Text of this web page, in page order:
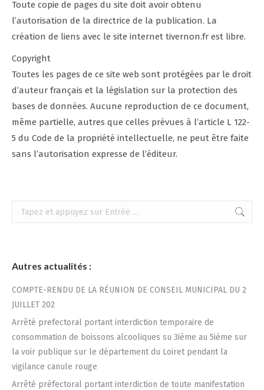
Toute copie de pages du site doit avoir obtenu
l’autorisation de la directrice de la publication. La
création de liens avec le site internet tivernon.fr est libre.
Copyright
Toutes les pages de ce site web sont protégées par le droit
d’auteur français et la législation sur la protection des
bases de données. Aucune reproduction de ce document,
même partielle, autres que celles prévues à l’article L 122-
5 du Code de la propriété intellectuelle, ne peut être faite
sans l’autorisation expresse de l’éditeur.
Recherche
:
Autres actualités :
COMPTE-RENDU DE LA RÉUNION DE CONSEIL MUNICIPAL DU 2
JUILLET 202
Arrêté prefectoral portant interdiction temporaire de
consommation de boissons alcooliques su 3ième au 5ième sur
la voir publique sur le département du Loiret pendant la
vigilance canule rouge
Arrêté préfectoral portant interdiction de toute manifestation